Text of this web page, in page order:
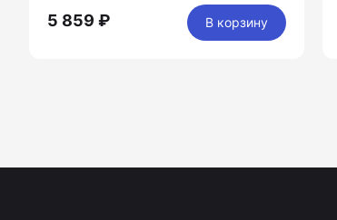
5 859 ₽ В корзину